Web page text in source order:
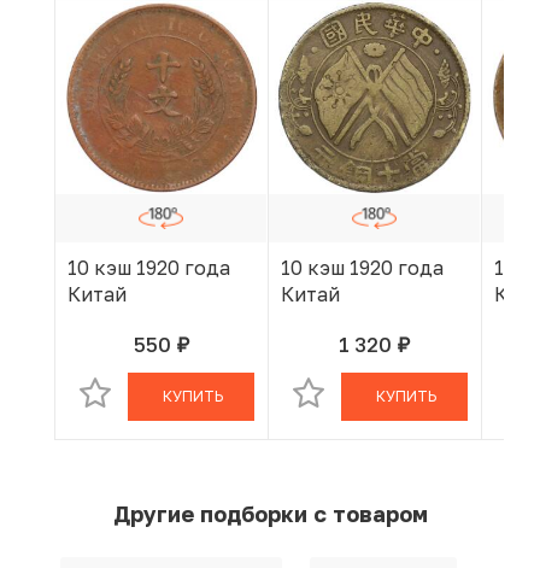
10 кэш 1920 года
Китай
550 руб.
В КОРЗИНЕ
КУПИТЬ
10 кэш 1920 года
Китай
1 320 руб.
В КОРЗИНЕ
КУПИТЬ
10
Другие подборки с товаром